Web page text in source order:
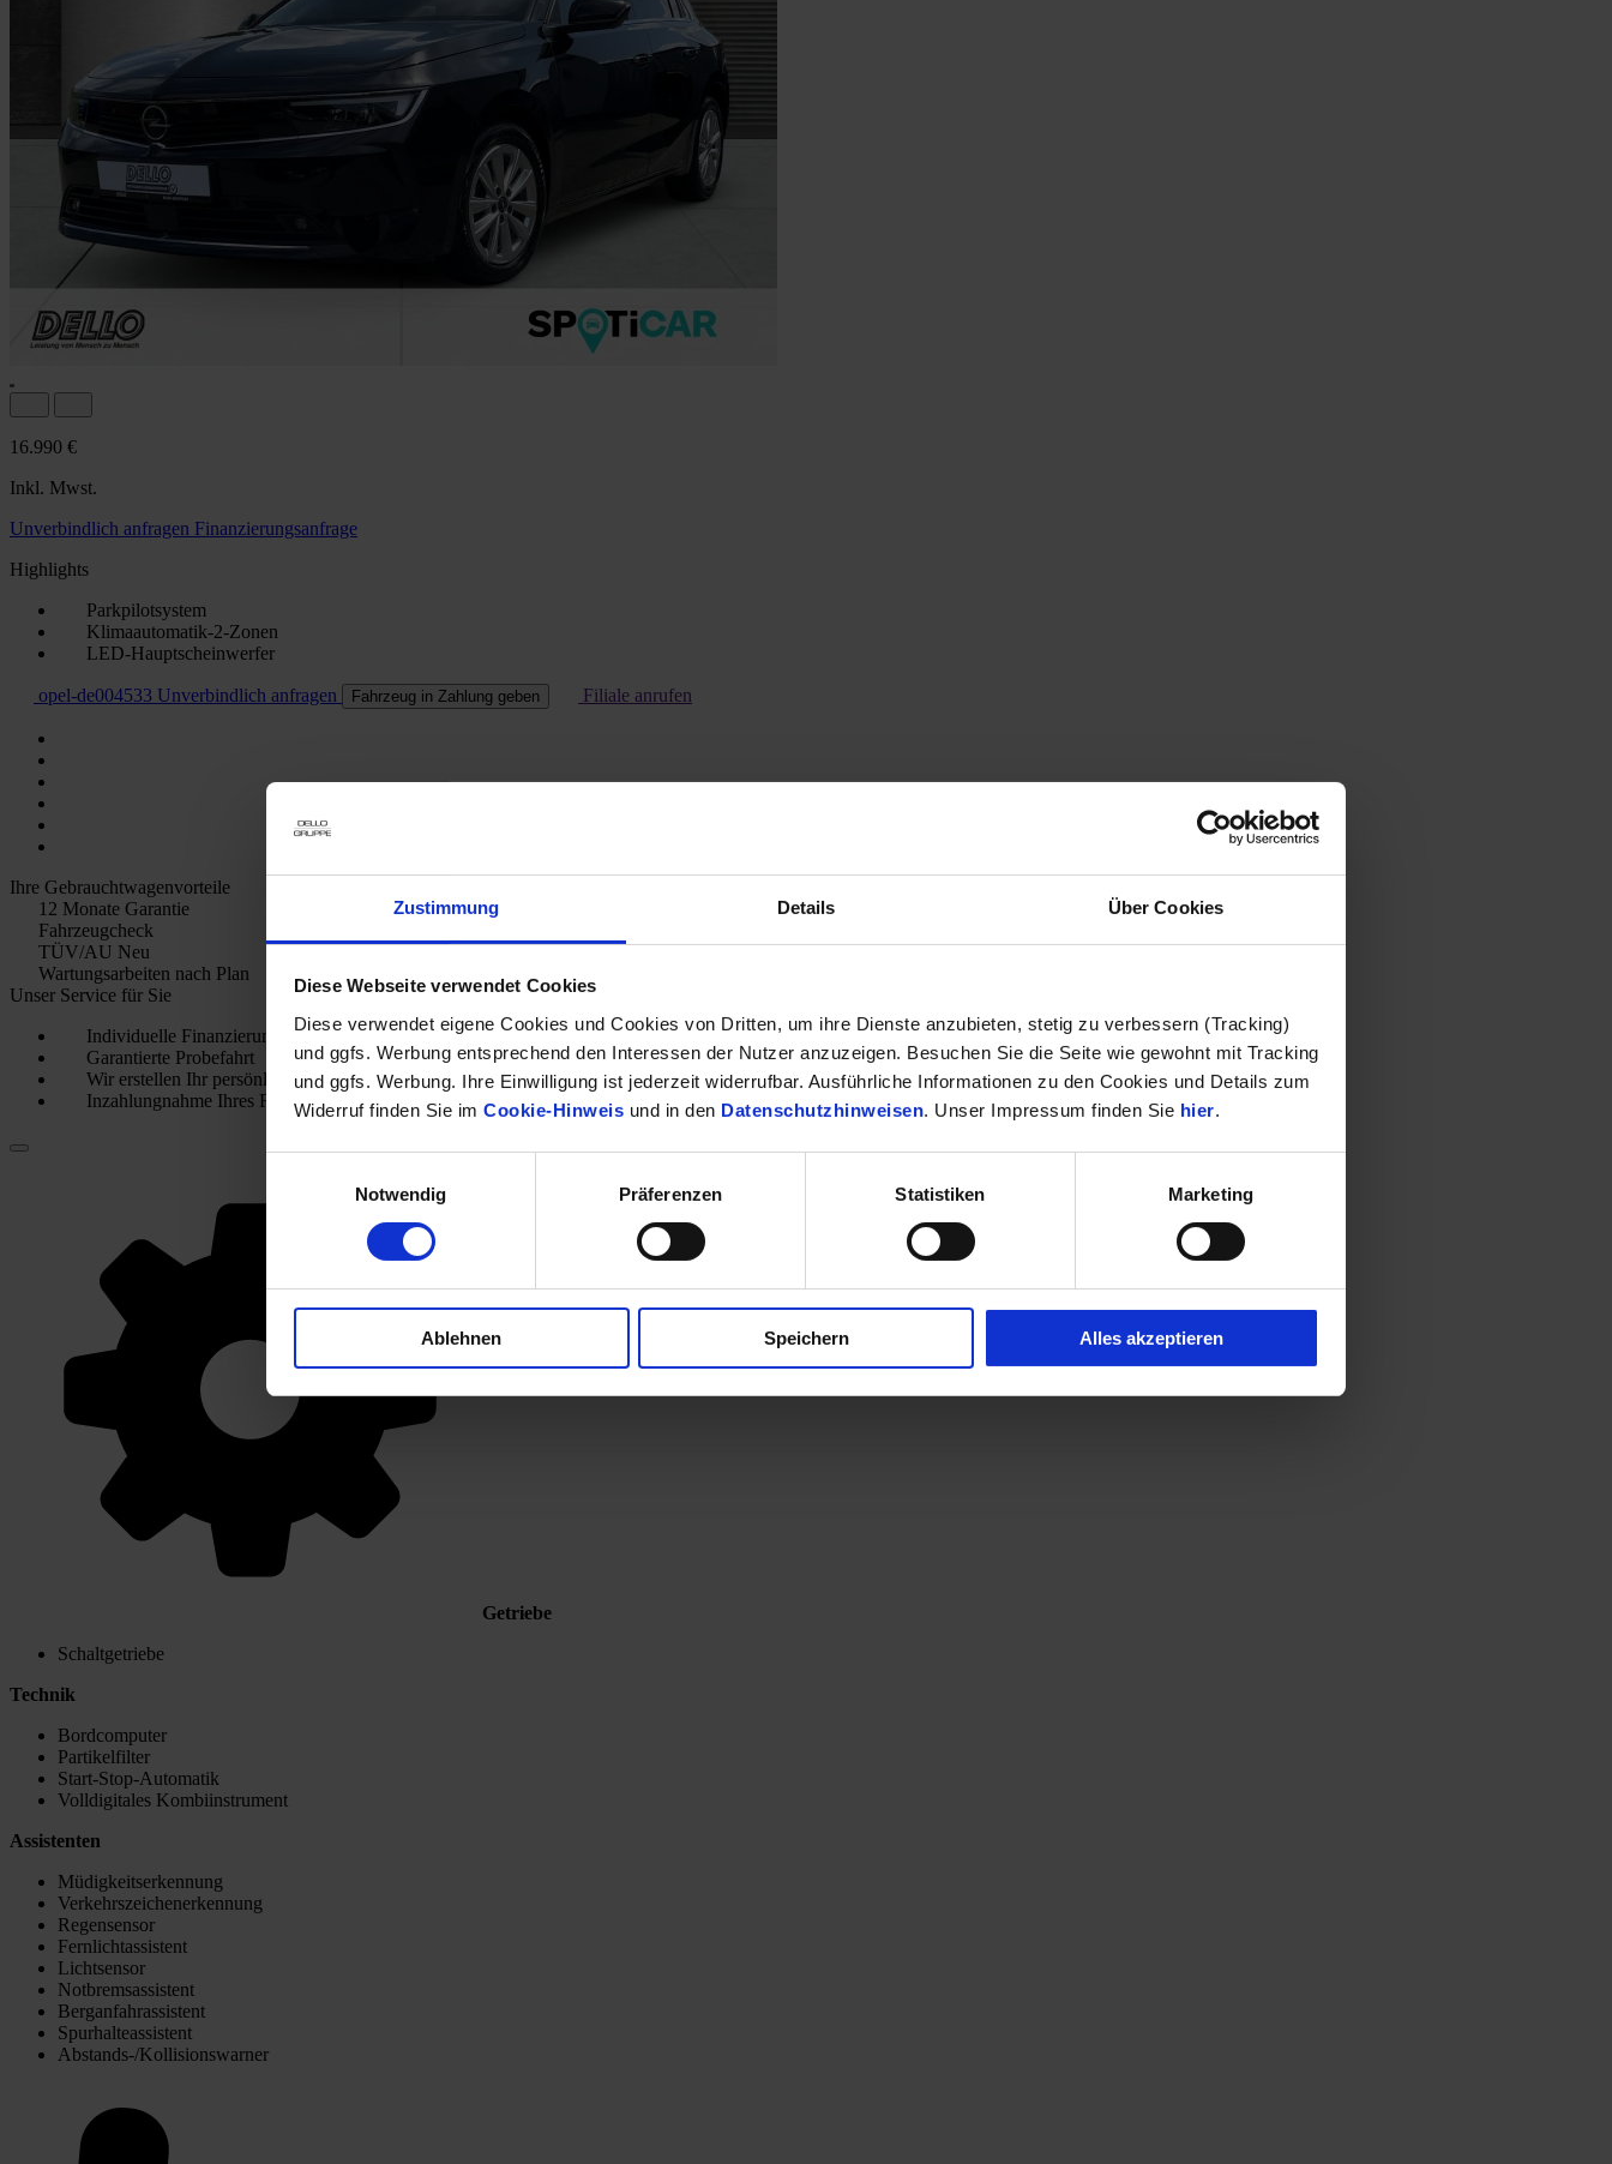
Zustimmung Details Über Cookies
Diese Webseite verwendet Cookies
Diese verwendet eigene Cookies und Cookies von Dritten, um ihre Dienste anzubieten, stetig zu verbessern (Tracking)
und ggfs. Werbung entsprechend den Interessen der Nutzer anzuzeigen. Besuchen Sie die Seite wie gewohnt mit Tracking
und ggfs. Werbung. Ihre Einwilligung ist jederzeit widerrufbar. Ausführliche Informationen zu den Cookies und Details zum
Widerruf finden Sie im Cookie-Hinweis und in den Datenschutzhinweisen. Unser Impressum finden Sie hier.
Notwendig
Präferenzen Statistiken Marketing
Ablehnen Speichern Alles akzeptieren
16.990 €
Inkl. Mwst.
Unverbindlich anfragen Finanzierungsanfrage
Highlights
Parkpilotsystem
Klimaautomatik-2-Zonen
LED-Hauptscheinwerfer
opel-de004533 Unverbindlich anfragen Fahrzeug in Zahlung geben Filiale anrufen
Ihre Gebrauchtwagenvorteile
12 Monate Garantie
Fahrzeugcheck
TÜV/AU Neu
Wartungsarbeiten nach Plan
Unser Service für Sie
Individuelle Finanzierungs- und Leasingangebote
Garantierte Probefahrt
Wir erstellen Ihr persönliches Kfz-Versicherungs-Angebot
Inzahlungnahme Ihres Fahrzeugs
Getriebe
Schaltgetriebe
Technik
Bordcomputer
Partikelfilter
Start-Stop-Automatik
Volldigitales Kombiinstrument
Assistenten
Müdigkeitserkennung
Verkehrszeichenerkennung
Regensensor
Fernlichtassistent
Lichtsensor
Notbremsassistent
Berganfahrassistent
Spurhalteassistent
Abstands-/Kollisionswarner